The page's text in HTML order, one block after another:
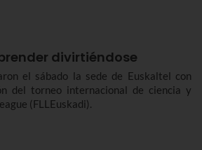
divirtiéndose
el sábado la sede de Euskaltel con
del torneo internacional de ciencia y
(FLLEuskadi).